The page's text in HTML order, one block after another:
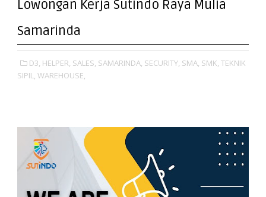
Lowongan Kerja Sutindo Raya Mulia
Samarinda
D3, HELPER, SALES, SAMARINDA, SECURITY, SMA, SMK, TEKNIK
SIPIL, WAREHOUSE,